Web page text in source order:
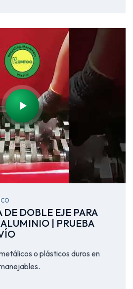
DOBLE EJE PARA
| PRUEBA
o plásticos duros en